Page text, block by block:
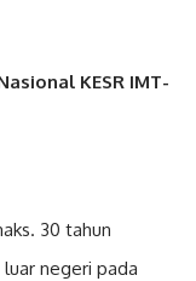
KESR IMT-
30 tahun
luar negeri pada